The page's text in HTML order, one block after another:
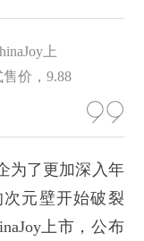
上
价，9.88
为了更加深入年
元壁开始破裂
上市，公布